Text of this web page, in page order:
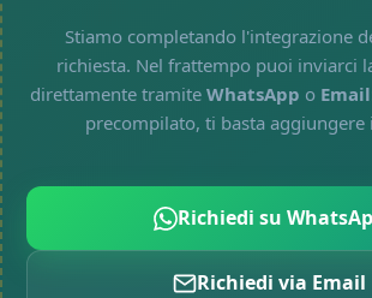
Stiamo completando l'integrazione
richiesta. Nel frattempo puoi inviarci
direttamente tramite WhatsApp o Email
precompilato, ti basta aggiungere
Richiedi su
Richiedi via Email